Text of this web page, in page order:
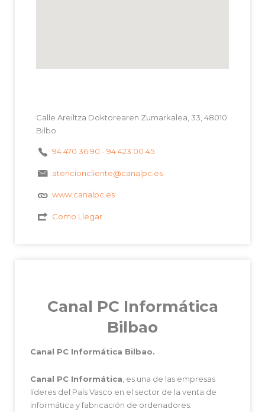
Calle Areiltza Doktorearen Zumarkalea, 33, 48010
Bilbo
94 470 36 90 - 94 423 00 45
atencioncliente@canalpc.es
www.canalpc.es
Como Llegar
Canal PC Informática
Bilbao
Canal PC Informática Bilbao.
Canal PC Informática , es una de las empresas
líderes del País Vasco en el sector de la venta de
informática y fabricación de ordenadores.